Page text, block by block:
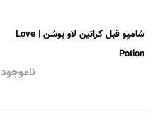
شامپو قبل کراتین لاو پوشن | Love
Potion
ناموجود